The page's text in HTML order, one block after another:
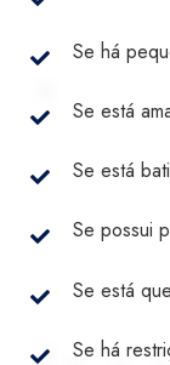
Se há
Se está
Se está
Se possui
Se está
Se há